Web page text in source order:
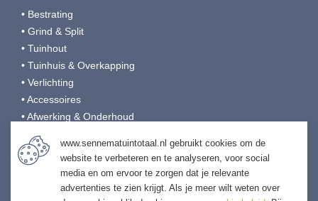
• Bestrating
• Grind & Split
• Tuinhout
• Tuinhuis & Overkapping
• Verlichting
• Accessoires
• Afwerking & Onderhoud
Sennema Tuintotaal
Het Aanleg 12
www.sennematuintotaal.nl gebruikt cookies om de
website te verbeteren en te analyseren, voor social
media en om ervoor te zorgen dat je relevante
advertenties te zien krijgt. Als je meer wilt weten over